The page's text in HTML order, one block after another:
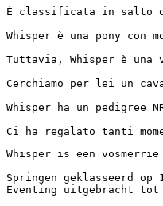
È classificata in salto
Whisper è una pony
Tuttavia, Whisper è
Cerchiamo per lei un
Whisper ha un pedigree
Ci ha regalato tanti
Whisper is een
Springen geklasseerd
Eventing uitgebracht tot